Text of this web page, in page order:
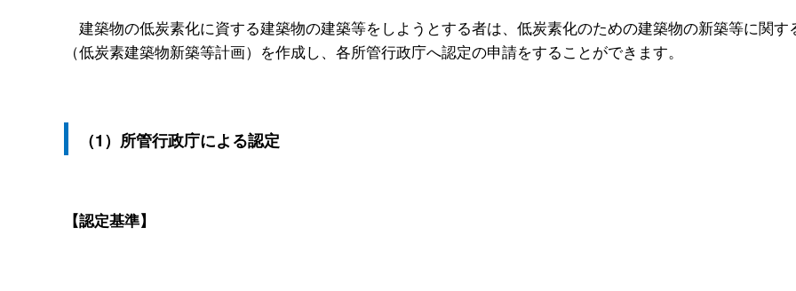
建築物の低炭素化に資する建築物の建築等をしようとする者は、低炭素化のための建築物の新築等に関す
（低炭素建築物新築等計画）を作成し、各所管行政庁へ認定の申請をすることができます。
（1）所管行政庁による認定
【認定基準】